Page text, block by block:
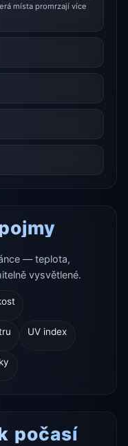
místa promrzají více
— teplota,
vysvětlené.
UV index
počasí